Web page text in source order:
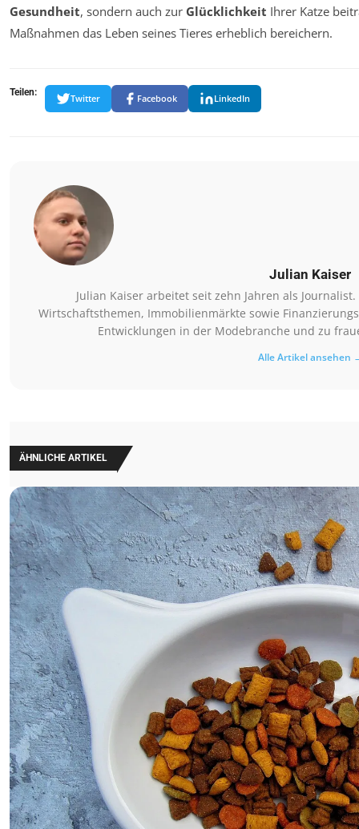
Gesundheit, sondern auch zur Glücklichkeit Ihrer Katze
Maßnahmen das Leben seines Tieres erheblich bereichern.
Teilen:
Twitter Facebook LinkedIn
Julian Kaiser
Julian Kaiser arbeitet seit zehn Jahren als
Wirtschaftsthemen, Immobilienmärkte sowie
Entwicklungen in der Modebranche und zu
Alle Artikel ansehen
ÄHNLICHE ARTIKEL